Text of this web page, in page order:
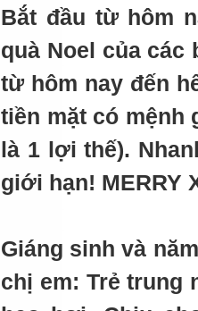
Bắt đầu từ hôm
quà Noel của các
từ hôm nay đến
tiền mặt có mệnh
là 1 lợi thế).
giới hạn! MERRY
Giáng sinh và
chị em: Trẻ trung